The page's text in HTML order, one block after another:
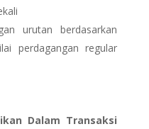
urutan berdasarkan
perdagangan regular
Dalam Transaksi